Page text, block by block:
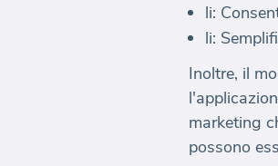
li:
li:
Inoltre, il
marketing
possono